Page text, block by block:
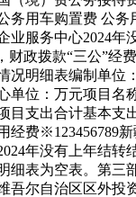
务用车购置费 公务
业服务中心2024年
财政拨款“三公”经
况明细表编制单位
单位：万元项目名
目支出合计基本支
经费※1 23456789
年没有上年结转
细表为空表。 第三
吾尔自治区区外投